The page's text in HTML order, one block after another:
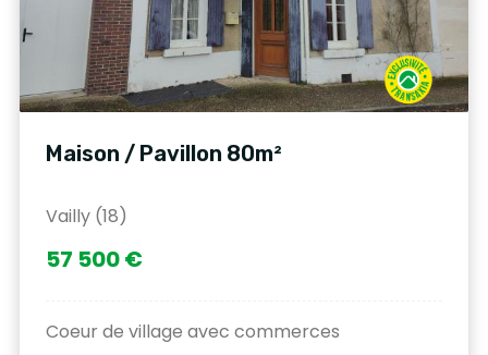
Maison / Pavillon 80m²
Vailly (18)
57 500 €
Coeur de village avec commerces